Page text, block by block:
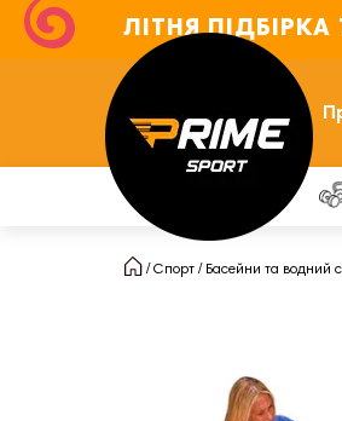
ЛІТНЯ ПІДБІРКА
Спорт Басейни та водний